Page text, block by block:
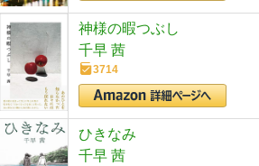
神様の暇つぶし
千早 茜
3714
ひきなみ
千早 茜